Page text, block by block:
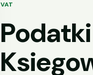
VAT